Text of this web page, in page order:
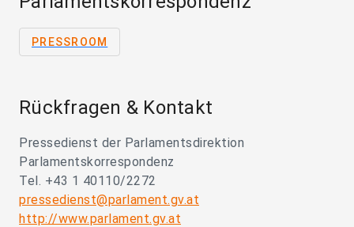
PRESSROOM
Rückfragen & Kontakt
Pressedienst der Parlamentsdirektion
Parlamentskorrespondenz
Tel. +43 1 40110/2272
pressedienst@parlament.gv.at
http://www.parlament.gv.at